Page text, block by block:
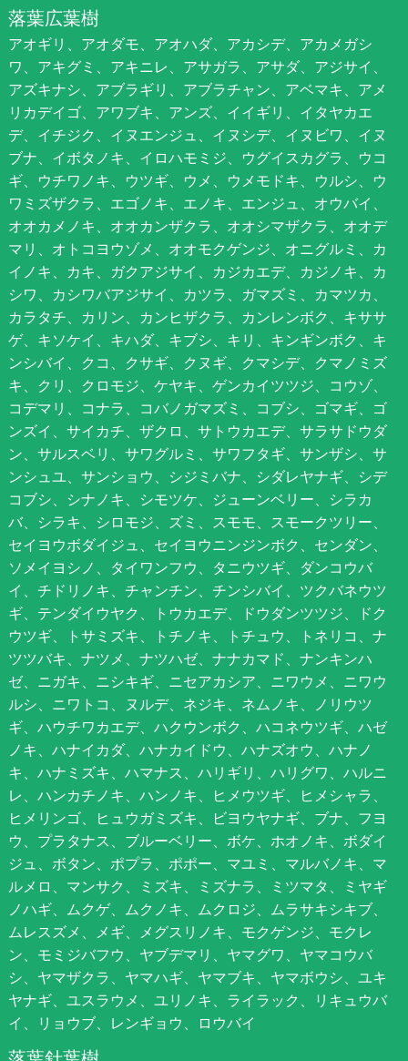
落葉広葉樹
アオギリ、アオダモ、アオハダ、アカシデ、アカメガシ
ワ、アキグミ、アキニレ、アサガラ、アサダ、アジサイ、
アズキナシ、アブラギリ、アブラチャン、アベマキ、アメ
リカデイゴ、アワブキ、アンズ、イイギリ、イタヤカエ
デ、イチジク、イヌエンジュ、イヌシデ、イヌビワ、イヌ
ブナ、イボタノキ、イロハモミジ、ウグイスカグラ、ウコ
ギ、ウチワノキ、ウツギ、ウメ、ウメモドキ、ウルシ、ウ
ワミズザクラ、エゴノキ、エノキ、エンジュ、オウバイ、
オオカメノキ、オオカンザクラ、オオシマザクラ、オオデ
マリ、オトコヨウゾメ、オオモクゲンジ、オニグルミ、カ
イノキ、カキ、ガクアジサイ、カジカエデ、カジノキ、カ
シワ、カシワバアジサイ、カツラ、ガマズミ、カマツカ、
カラタチ、カリン、カンヒザクラ、カンレンボク、キササ
ゲ、キソケイ、キハダ、キブシ、キリ、キンギンボク、キ
ンシバイ、クコ、クサギ、クヌギ、クマシデ、クマノミズ
キ、クリ、クロモジ、ケヤキ、ゲンカイツツジ、コウゾ、
コデマリ、コナラ、コバノガマズミ、コブシ、ゴマギ、ゴ
ンズイ、サイカチ、ザクロ、サトウカエデ、サラサドウダ
ン、サルスベリ、サワグルミ、サワフタギ、サンザシ、サ
ンシュユ、サンショウ、シジミバナ、シダレヤナギ、シデ
コブシ、シナノキ、シモツケ、ジューンベリー、シラカ
バ、シラキ、シロモジ、ズミ、スモモ、スモークツリー、
セイヨウボダイジュ、セイヨウニンジンボク、センダン、
ソメイヨシノ、タイワンフウ、タニウツギ、ダンコウバ
イ、チドリノキ、チャンチン、チンシバイ、ツクバネウツ
ギ、テンダイウヤク、トウカエデ、ドウダンツツジ、ドク
ウツギ、トサミズキ、トチノキ、トチュウ、トネリコ、ナ
ツツバキ、ナツメ、ナツハゼ、ナナカマド、ナンキンハ
ゼ、ニガキ、ニシキギ、ニセアカシア、ニワウメ、ニワウ
ルシ、ニワトコ、ヌルデ、ネジキ、ネムノキ、ノリウツ
ギ、ハウチワカエデ、ハクウンボク、ハコネウツギ、ハゼ
ノキ、ハナイカダ、ハナカイドウ、ハナズオウ、ハナノ
キ、ハナミズキ、ハマナス、ハリギリ、ハリグワ、ハルニ
レ、ハンカチノキ、ハンノキ、ヒメウツギ、ヒメシャラ、
ヒメリンゴ、ヒュウガミズキ、ビヨウヤナギ、ブナ、フヨ
ウ、プラタナス、ブルーベリー、ボケ、ホオノキ、ボダイ
ジュ、ボタン、ポプラ、ポポー、マユミ、マルバノキ、マ
ルメロ、マンサク、ミズキ、ミズナラ、ミツマタ、ミヤギ
ノハギ、ムクゲ、ムクノキ、ムクロジ、ムラサキシキブ、
ムレスズメ、メギ、メグスリノキ、モクゲンジ、モクレ
ン、モミジバフウ、ヤブデマリ、ヤマグワ、ヤマコウバ
シ、ヤマザクラ、ヤマハギ、ヤマブキ、ヤマボウシ、ユキ
ヤナギ、ユスラウメ、ユリノキ、ライラック、リキュウバ
イ、リョウブ、レンギョウ、ロウバイ